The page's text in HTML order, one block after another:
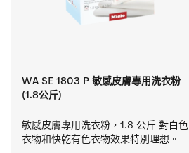
WA SE 1803 P 敏感皮膚專用洗衣粉
(1.8公斤)
敏感皮膚專用洗衣粉，1.8 公斤 對白色
衣物和快亁有色衣物效果特別理想。